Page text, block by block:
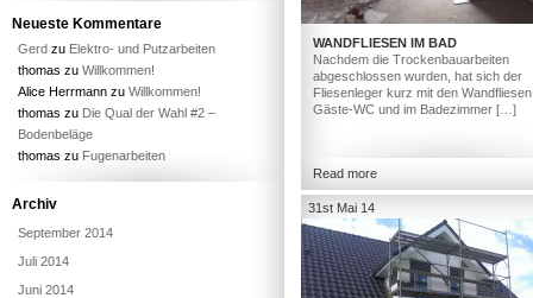
WANDFLIESEN IM BAD
Nachdem die Trockenbauarbeiten
abgeschlossen wurden, hat sich der
Fliesenleger kurz mit den
Gäste-WC und im Badezimmer […]
Read more
31st Mai 14
Neueste Kommentare
Gerd zu Elektro- und Putzarbeiten
thomas zu Willkommen!
Alice Herrmann zu Willkommen!
thomas zu Die Qual der Wahl #2 –
Bodenbeläge
thomas zu Fugenarbeiten
Archiv
September 2014
Juli 2014
Juni 2014